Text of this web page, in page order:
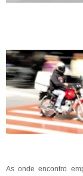
As onde encontro